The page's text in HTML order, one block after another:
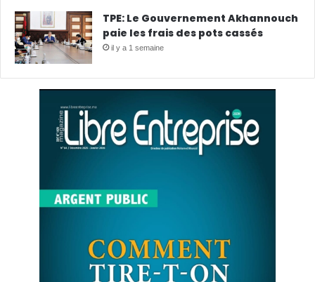
TPE: Le Gouvernement Akhannouch
paie les frais des pots cassés
il y a 1 semaine